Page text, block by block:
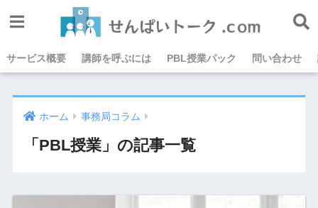
サービス概要 講師を呼ぶには PBL授業パック 問い合わせ
ホーム 事務局コラム
「PBL授業」の記事一覧